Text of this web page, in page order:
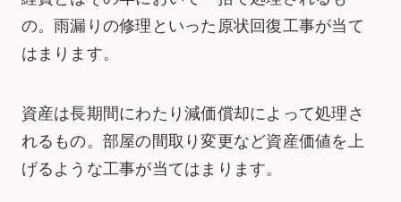
の。雨漏りの修理といった原状回復工事が当て
はまります。
資産は長期間にわたり減価償却によって処理さ
れるもの。部屋の間取り変更など資産価値を上
げるような工事が当てはまります。